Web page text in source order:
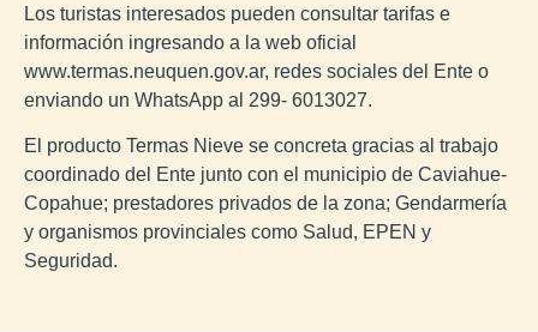
Los turistas interesados pueden consultar tarifas e
información ingresando a la web oficial
www.termas.neuquen.gov.ar, redes sociales del Ente o
enviando un WhatsApp al 299- 6013027.
El producto Termas Nieve se concreta gracias al trabajo
coordinado del Ente junto con el municipio de Caviahue-
Copahue; prestadores privados de la zona; Gendarmería
y organismos provinciales como Salud, EPEN y
Seguridad.